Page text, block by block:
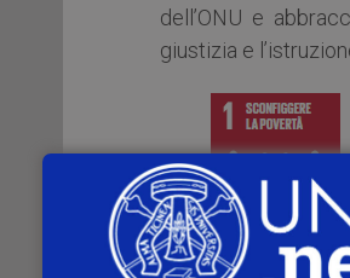
dell’ONU e
giustizia e